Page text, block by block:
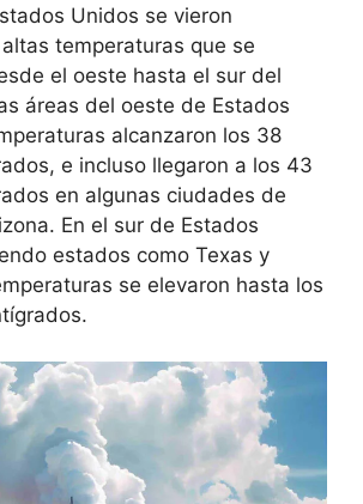
Unidos se vieron
temperaturas que se
el oeste hasta el sur del
áreas del oeste de Estados
alcanzaron los 38
e incluso llegaron a los 43
en algunas ciudades de
En el sur de Estados
estados como Texas y
se elevaron hasta los